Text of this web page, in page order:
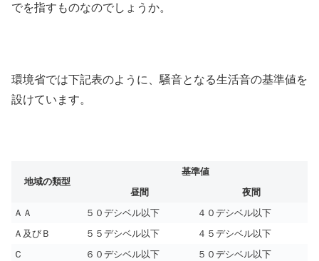
でを指すものなのでしょうか。
環境省では下記表のように、騒音となる生活音の基準値を
設けています。
地域の類型
基準値
昼間
夜間
ＡＡ
５０デシベル以下
４０デシベル以下
Ａ及びＢ
５５デシベル以下
４５デシベル以下
Ｃ
６０デシベル以下 ５０デシベル以下